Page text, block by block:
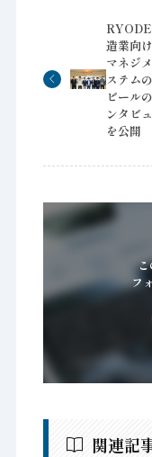
造業向
マネジ
ステム
ビール
ンタビ
を公開
こ
フ
関連記